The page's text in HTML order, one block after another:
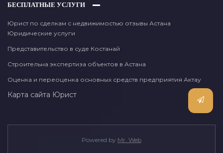
БЕСПЛАТНЫЕ УСЛУГИ
Юрист по сделкам с недвижимостью отзывы Астана
Юридические услуги
Представительство в суде Костанай
Строительна экспертиза объектов в Астана
Оценка и переоценка основных средств предприятия Актау
Карта сайта Юрист
Powered by Mr. Web